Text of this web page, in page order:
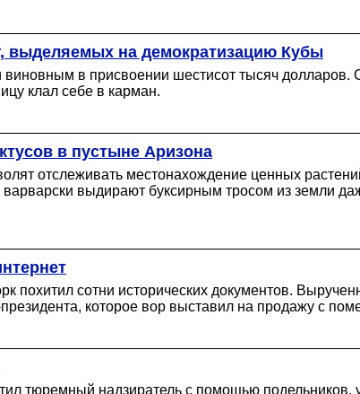
выделяемых на демократизацию Кубы
в присвоении шестисот тысяч долларов.
клал себе в карман.
в пустыне Аризона
отслеживать местонахождение ценных
выдирают буксирным тросом из земли
похитил сотни исторических документов.
которое вор выставил на продажу с
тюремный надзиратель с помощью